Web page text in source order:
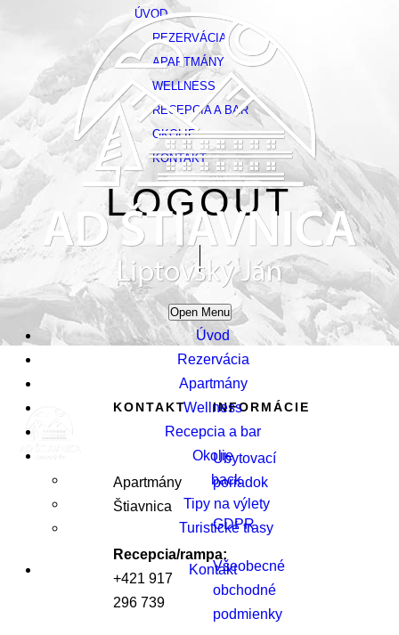
Open Menu
Úvod
Rezervácia
Apartmány
Wellness
Recepcia a bar
Okolie
back
Tipy na výlety
Turistické trasy
Kontakt
ÚVOD
REZERVÁCIA
APARTMÁNY
WELLNESS
RECEPCIA A BAR
OKOLIE
KONTAKT
LOGOUT
KONTAKT
Apartmány
Štiavnica
Recepcia/rampa:
+421 917
296 739
INFORMÁCIE
Ubytovací
poriadok
GDPR
Všeobecné
obchodné
podmienky